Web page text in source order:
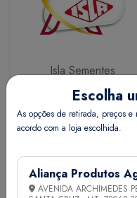
Isla Sementes
Escolha
As opções de retirada, preços
acordo com a loja escolhida.
Aliança Produtos
AVENIDA ARCHIMEDES